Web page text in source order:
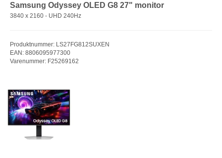
Samsung Odyssey OLED G8 27" monitor
3840 x 2160 - UHD 240Hz
Produktnummer: LS27FG812SUXEN
EAN: 8806095977300
Varenummer: F25269162